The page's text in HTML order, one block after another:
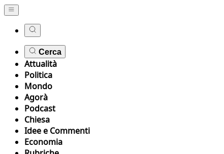
Cerca
Attualità
Politica
Mondo
Agorà
Podcast
Chiesa
Idee e Commenti
Economia